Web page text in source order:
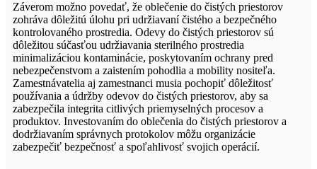
Záverom možno povedať, že oblečenie do čistých priestorov
zohráva dôležitú úlohu pri udržiavaní čistého a bezpečného
kontrolovaného prostredia. Odevy do čistých priestorov sú
dôležitou súčasťou udržiavania sterilného prostredia
minimalizáciou kontaminácie, poskytovaním ochrany pred
nebezpečenstvom a zaistením pohodlia a mobility nositeľa.
Zamestnávatelia aj zamestnanci musia pochopiť dôležitosť
používania a údržby odevov do čistých priestorov, aby sa
zabezpečila integrita citlivých priemyselných procesov a
produktov. Investovaním do oblečenia do čistých priestorov a
dodržiavaním správnych protokolov môžu organizácie
zabezpečiť bezpečnosť a spoľahlivosť svojich operácií.